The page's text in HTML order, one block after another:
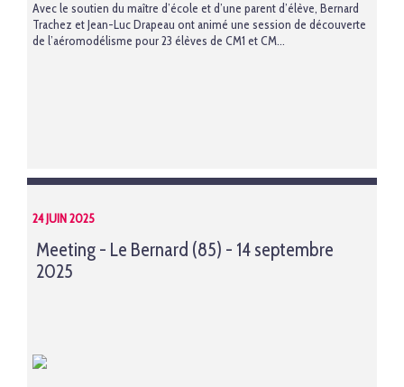
Avec le soutien du maître d’école et d’une parent d’élève, Bernard
Trachez et Jean-Luc Drapeau ont animé une session de découverte
de l’aéromodélisme pour 23 élèves de CM1 et CM...
24 JUIN 2025
Meeting - Le Bernard (85) - 14 septembre
2025